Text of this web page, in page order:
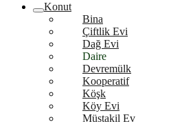
Konut
Bina
Çiftlik Evi
Dağ Evi
Daire
Devremülk
Kooperatif
Köşk
Köy Evi
Müstakil Ev